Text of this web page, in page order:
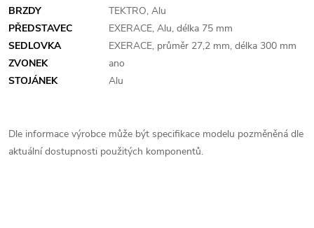
BRZDY
TEKTRO, Alu
PŘEDSTAVEC
EXERACE, Alu, délka 75 mm
SEDLOVKA
EXERACE, průměr 27,2 mm, délka 300 mm
ZVONEK
ano
STOJÁNEK
Alu
Dle informace výrobce může být specifikace modelu pozměněná dle
aktuální dostupnosti použitých komponentů.